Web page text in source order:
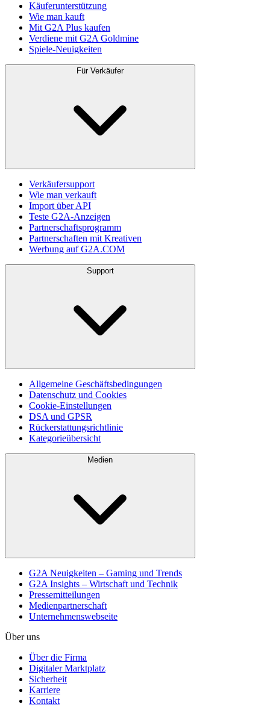
Käuferunterstützung
Wie man kauft
Mit G2A Plus kaufen
Verdiene mit G2A Goldmine
Spiele-Neuigkeiten
Für Verkäufer
Verkäufersupport
Wie man verkauft
Import über API
Teste G2A-Anzeigen
Partnerschaftsprogramm
Partnerschaften mit Kreativen
Werbung auf G2A.COM
Support
Allgemeine Geschäftsbedingungen
Datenschutz und Cookies
Cookie-Einstellungen
DSA und GPSR
Rückerstattungsrichtlinie
Kategorieübersicht
Medien
G2A Neuigkeiten – Gaming und Trends
G2A Insights – Wirtschaft und Technik
Pressemitteilungen
Medienpartnerschaft
Unternehmenswebseite
Über uns
Über die Firma
Digitaler Marktplatz
Sicherheit
Karriere
Kontakt